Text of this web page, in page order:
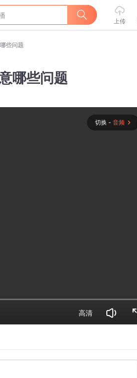
上传
些问题
哪些问题
切换 - 音频
高清